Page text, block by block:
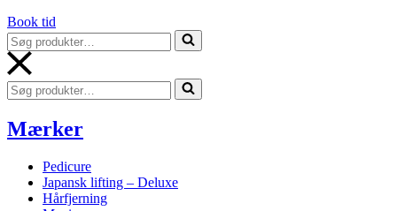
Book tid
Søg
efter...
Søg
efter...
Mærker
Pedicure
Japansk lifting – Deluxe
Hårfjerning